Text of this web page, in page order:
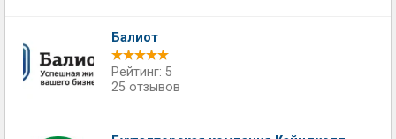
Балиот
Рейтинг: 5
25 отзывов